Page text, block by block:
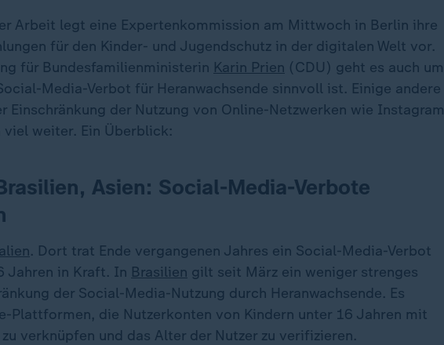
Arbeit legt eine Expertenkommission am Mittwoch in Berlin ihre
für den Kinder- und Jugendschutz in der digitalen Welt vor.
für Bundesfamilienministerin Karin Prien (CDU) geht es auch um
Media-Verbot für Heranwachsende sinnvoll ist. Einige andere
Einschränkung der Nutzung von Online-Netzwerken wie Instagram
weiter. Ein Überblick:
Asien: Social-Media-Verbote
. Dort trat Ende vergangenen Jahres ein Social-Media-Verbot
Jahren in Kraft. In Brasilien gilt seit März ein weniger strenges
der Social-Media-Nutzung durch Heranwachsende. Es
Plattformen, die Nutzerkonten von Kindern unter 16 Jahren mit
verknüpfen und das Alter der Nutzer zu verifizieren.